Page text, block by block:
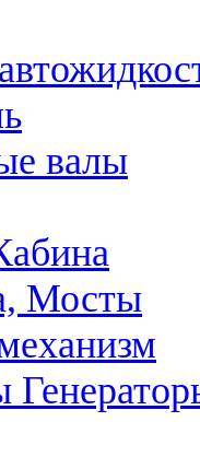
валы
Мосты